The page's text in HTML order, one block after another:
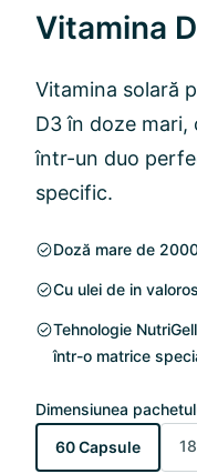
Vitamina
Vitamina solară
D3 în doze mari,
într-un duo
specific.
Doză mare de
Cu ulei de in valoros
Tehnologie
într-o matrice
Dimensiunea
60 Capsule